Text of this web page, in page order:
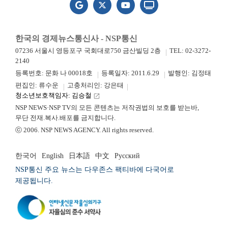
한국의 경제뉴스통신사 - NSP통신
07236 서울시 영등포구 국회대로750 금산빌딩 2층
TEL: 02-3272-
2140
등록번호: 문화 나 00018호
등록일자: 2011.6.29
발행인: 김정태
편집인: 류수운
고충처리인: 강은태
청소년보호책임자: 김승철 launch
NSP NEWS·NSP TV의 모든 콘텐츠는 저작권법의 보호를 받는바,
무단 전재.복사.배포를 금지합니다.
ⓒ 2006. NSP NEWS AGENCY. All rights reserved.
한국어 English 日本語 中文
Русский
NSP통신 주요 뉴스는 다우존스 팩티바에 다국어로
제공됩니다.